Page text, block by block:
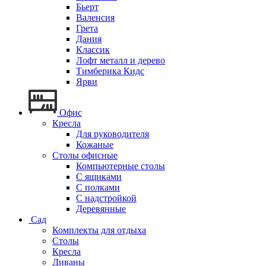
Бьерт
Валенсия
Грета
Дания
Классик
Лофт металл и дерево
Тимберика Кидс
Ярви
Офис
Кресла
Для руководителя
Кожаные
Столы офисные
Компьютерные столы
С ящиками
С полками
С надстройкой
Деревянные
Сад
Комплекты для отдыха
Столы
Кресла
Диваны